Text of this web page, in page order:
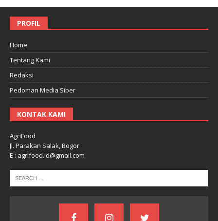
PROFIL
Home
Tentang Kami
Redaksi
Pedoman Media Siber
KONTAK KAMI
AgriFood
Jl. Parakan Salak, Bogor
E : agrifood.id@gmail.com